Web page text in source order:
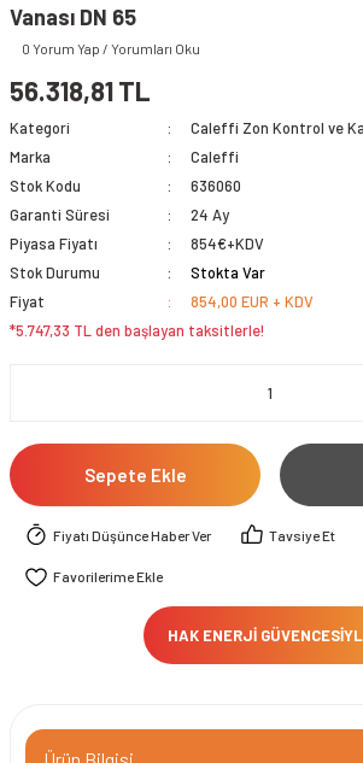
Vanası DN 65
0 Yorum Yap / Yorumları Oku
56.318,81 TL
Kategori
Caleffi Zon Kontrol ve
Marka
Caleffi
Stok Kodu
636060
Garanti Süresi
24 Ay
Piyasa Fiyatı
854€+KDV
Stok Durumu
Stokta Var
Fiyat
854,00 EUR + KDV
*5.747,33 TL den başlayan taksitlerle!
Sepete Ekle
Fiyatı Düşünce Haber Ver Tavsiye Et
HAK ENERJİ